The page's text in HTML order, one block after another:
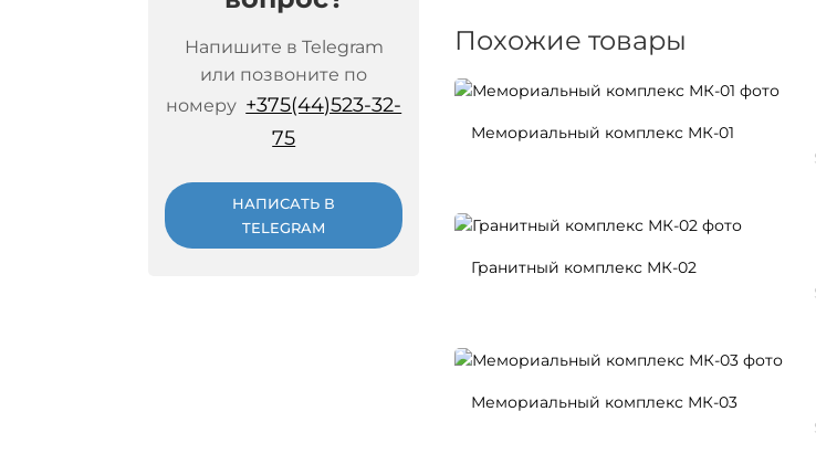
Напишите в Telegram
или позвоните по
номеру +375(44)523-32-
75
НАПИСАТЬ В
TELEGRAM
Похожие товары
Мемориальный комплекс МК-01
Гранитный комплекс МК-02
Мемориальный комплекс МК-03